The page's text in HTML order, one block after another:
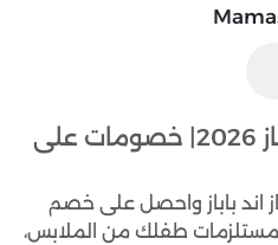
كود خصم ماماز اند باباز 2026| خصومات على
اند باباز واحصل على خصم
15% لكافة مستلزمات طفلك من الملابس،